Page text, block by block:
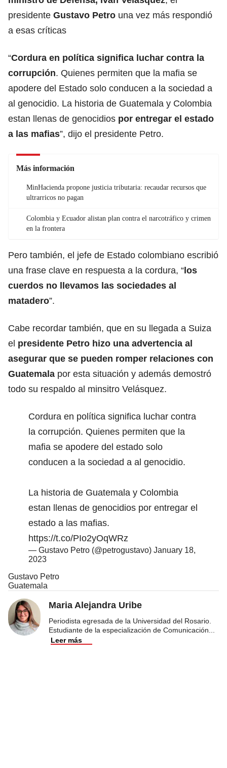
presidente Gustavo Petro una vez más respondió
a esas críticas
“Cordura en política significa luchar contra la
corrupción. Quienes permiten que la mafia se
apodere del Estado solo conducen a la sociedad a
al genocidio. La historia de Guatemala y Colombia
estan llenas de genocidios por entregar el estado
a las mafias”, dijo el presidente Petro.
Más información
MinHacienda propone justicia tributaria: recaudar recursos que
ultrarricos no pagan
Colombia y Ecuador alistan plan contra el narcotráfico y crimen
en la frontera
Pero también, el jefe de Estado colombiano escribió
una frase clave en respuesta a la cordura, “los
cuerdos no llevamos las sociedades al
matadero”.
Cabe recordar también, que en su llegada a Suiza
el presidente Petro hizo una advertencia al
asegurar que se pueden romper relaciones con
Guatemala por esta situación y además demostró
todo su respaldo al minsitro Velásquez.
Cordura en política significa luchar contra
la corrupción. Quienes permiten que la
mafia se apodere del estado solo
conducen a la sociedad a al genocidio.
La historia de Guatemala y Colombia
estan llenas de genocidios por entregar el
estado a las mafias.
https://t.co/PIo2yOqWRz
— Gustavo Petro (@petrogustavo) January 18,
2023
Gustavo Petro
Guatemala
Maria Alejandra Uribe
Periodista egresada de la Universidad del Rosario.
Estudiante de la especialización de Comunicación
Leer más